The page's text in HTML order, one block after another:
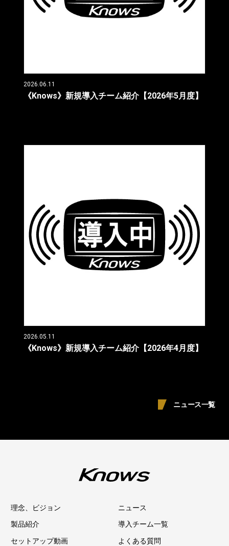
2026.06.11
《Knows》新規導入チーム紹介【2026年5月度】
2026.05.11
《Knows》新規導入チーム紹介【2026年4月度】
ニュース一覧
理念、ビジョン ニュース
製品紹介 導入チーム一覧
セットアップ動画 よくある質問